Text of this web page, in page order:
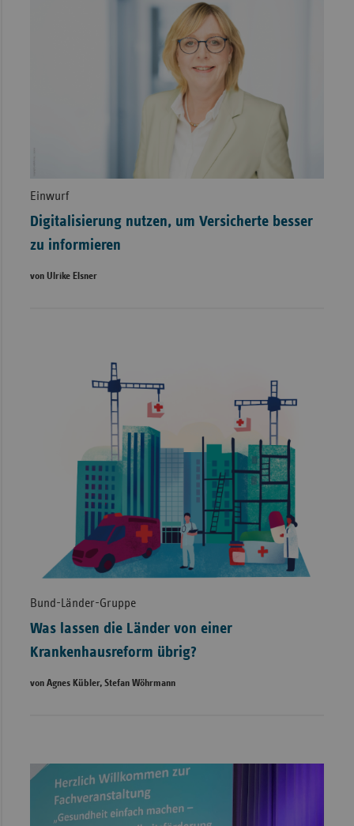
Einwurf
Digitalisierung nutzen, um Versicherte besser
zu informieren
von Ulrike Elsner
Bund-Länder-Gruppe
Was lassen die Länder von einer
Krankenhausreform übrig?
von Agnes Kübler, Stefan Wöhrmann